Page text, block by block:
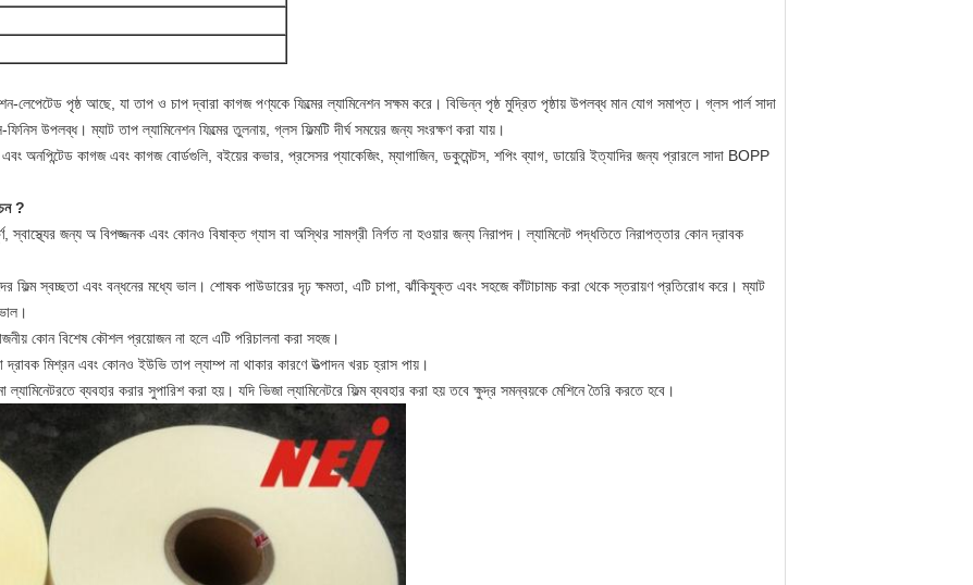
লেপেটেড পৃষ্ঠ আছে, যা তাপ ও ​​চাপ দ্বারা কাগজ পণ্যকে ফিল্মের ল্যামিনেশন সক্ষম করে। বিভিন্ন পৃষ্ঠ মুদ্রিত পৃষ্ঠায় উপলব্ধ মান যোগ সমাপ্ত। গ্লস পার্ল সাদা
উপলব্ধ। ম্যাট তাপ ল্যামিনেশন ফিল্মের তুলনায়, গ্লস ফিল্মটি দীর্ঘ সময়ের জন্য সংরক্ষণ করা যায়।
এবং অনপিন্টেড কাগজ এবং কাগজ বোর্ডগুলি, বইয়ের কভার, প্রসেসর প্যাকেজিং, ম্যাগাজিন, ডকুমেন্টস, শপিং ব্যাগ, ডায়েরি ইত্যাদির জন্য প্রারলে সাদা BOPP
?
স্বাস্থ্যের জন্য অ বিপজ্জনক এবং কোনও বিষাক্ত গ্যাস বা অস্থির সামগ্রী নির্গত না হওয়ার জন্য নিরাপদ। ল্যামিনেট পদ্ধতিতে নিরাপত্তার কোন দ্রাবক
ফিল্ম স্বচ্ছতা এবং বন্ধনের মধ্যে ভাল। শোষক পাউডারের দৃঢ় ক্ষমতা, এটি চাপা, ঝাঁকিযুক্ত এবং সহজে কাঁটাচামচ করা থেকে স্তরায়ণ প্রতিরোধ করে। ম্যাট
কোন বিশেষ কৌশল প্রয়োজন না হলে এটি পরিচালনা করা সহজ।
মিশ্রন এবং কোনও ইউভি তাপ ল্যাম্প না থাকার কারণে উত্পাদন খরচ হ্রাস পায়।
ব্যবহার করার সুপারিশ করা হয়। যদি ভিজা ল্যামিনেটরে ফিল্ম ব্যবহার করা হয় তবে ক্ষুদ্র সমন্বয়কে মেশিনে তৈরি করতে হবে।